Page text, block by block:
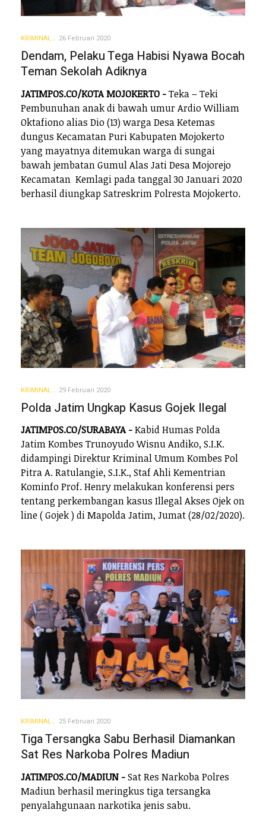
KRIMINAL 26 Februari 2020
Dendam, Pelaku Tega Habisi Nyawa Bocah
Teman Sekolah Adiknya
JATIMPOS.CO/KOTA MOJOKERTO -Teka – Teki
Pembunuhan anak di bawah umur Ardio William
Oktafiono alias Dio (13) warga Desa Ketemas
dungus Kecamatan Puri Kabupaten Mojokerto
yang mayatnya ditemukan warga di sungai
bawah jembatan Gumul Alas Jati Desa Mojorejo
Kecamatan Kemlagi pada tanggal 30 Januari 2020
berhasil diungkap Satreskrim Polresta Mojokerto.
KRIMINAL 29 Februari 2020
Polda Jatim Ungkap Kasus Gojek Ilegal
JATIMPOS.CO/SURABAYA -Kabid Humas Polda
Jatim Kombes Trunoyudo Wisnu Andiko, S.I.K.
didampingi Direktur Kriminal Umum Kombes Pol
Pitra A. Ratulangie, S.I.K., Staf Ahli Kementrian
Kominfo Prof. Henry melakukan konferensi pers
tentang perkembangan kasus Illegal Akses Ojek on
line ( Gojek ) di Mapolda Jatim, Jumat (28/02/2020).
KRIMINAL 25 Februari 2020
Tiga Tersangka Sabu Berhasil Diamankan
Sat Res Narkoba Polres Madiun
JATIMPOS.CO/MADIUN -Sat Res Narkoba Polres
Madiun berhasil meringkus tiga tersangka
penyalahgunaan narkotika jenis sabu.